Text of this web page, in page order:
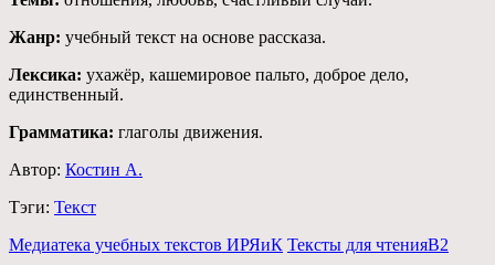
Жанр: учебный текст на основе рассказа.
Лексика: ухажёр, кашемировое пальто, доброе дело,
единственный.
Грамматика: глаголы движения.
Автор: Костин А.
Тэги: Текст
Медиатека учебных текстов ИРЯиК Тексты для чтенияB2